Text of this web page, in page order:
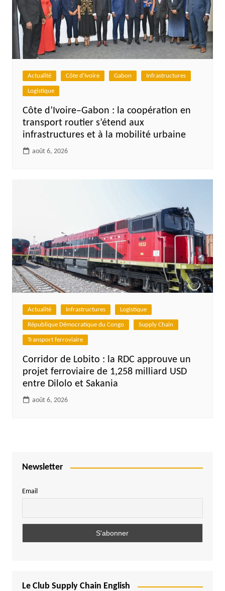
Actualité Côte d'Ivoire Gabon Infrastructures
Logistique
Côte d’Ivoire–Gabon : la coopération en
transport routier s’étend aux
infrastructures et à la mobilité urbaine
août 6, 2026
Actualité Infrastructures Logistique
République Démocratique du Congo Supply Chain
Transport ferroviaire
Corridor de Lobito : la RDC approuve un
projet ferroviaire de 1,258 milliard USD
entre Dilolo et Sakania
août 6, 2026
Newsletter
Email
Le Club Supply Chain English